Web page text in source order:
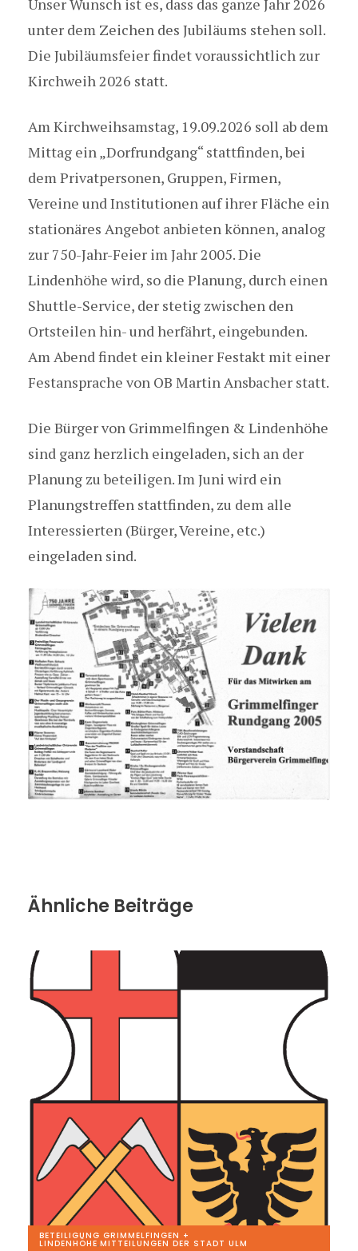
Unser Wunsch ist es, dass das ganze Jahr 2026
unter dem Zeichen des Jubiläums stehen soll.
Die Jubiläumsfeier findet voraussichtlich zur
Kirchweih 2026 statt.
Am Kirchweihsamstag, 19.09.2026 soll ab dem
Mittag ein „Dorfrundgang“ stattfinden, bei
dem Privatpersonen, Gruppen, Firmen,
Vereine und Institutionen auf ihrer Fläche ein
stationäres Angebot anbieten können, analog
zur 750-Jahr-Feier im Jahr 2005. Die
Lindenhöhe wird, so die Planung, durch einen
Shuttle-Service, der stetig zwischen den
Ortsteilen hin- und herfährt, eingebunden.
Am Abend findet ein kleiner Festakt mit einer
Festansprache von OB Martin Ansbacher statt.
Die Bürger von Grimmelfingen & Lindenhöhe
sind ganz herzlich eingeladen, sich an der
Planung zu beteiligen. Im Juni wird ein
Planungstreffen stattfinden, zu dem alle
Interessierten (Bürger, Vereine, etc.)
eingeladen sind.
Ähnliche Beiträge
BETEILIGUNG GRIMMELFINGEN +
LINDENHÖHE,MITTEILUNGEN DER STADT ULM